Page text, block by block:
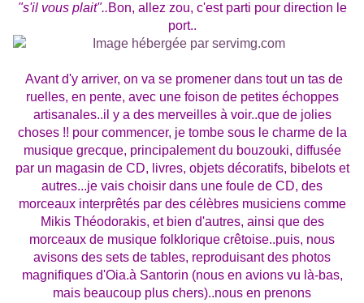
"s'il vous plait"..Bon, allez zou, c'est parti pour direction le
port..
Avant d'y arriver, on va se promener dans tout un tas de
ruelles, en pente, avec une foison de petites échoppes
artisanales..il y a des merveilles à voir..que de jolies
choses !! pour commencer, je tombe sous le charme de la
musique grecque, principalement du bouzouki, diffusée
par un magasin de CD, livres, objets décoratifs, bibelots et
autres...je vais choisir dans une foule de CD, des
morceaux interprêtés par des célèbres musiciens comme
Mikis Théodorakis, et bien d'autres, ainsi que des
morceaux de musique folklorique crêtoise..puis, nous
avisons des sets de tables, reproduisant des photos
magnifiques d'Oia.à Santorin (nous en avions vu là-bas,
mais beaucoup plus chers)..nous en prenons